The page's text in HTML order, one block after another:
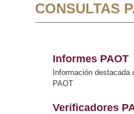
CONSULTAS
Informes PAOT
Información destacada
PAOT
Verificadores